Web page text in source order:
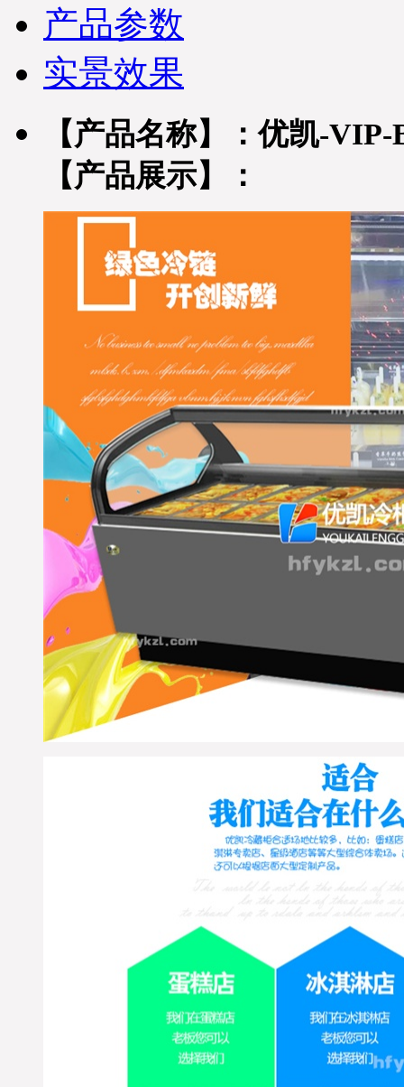
※ 四川成都-张先生，您订
购的水果保鲜柜,水果风幕
柜已经准时发出，出厂标
准木框打包；物流公司：
成辉物流；单号：
1820031263-5；请您电话保
持畅通在未来7日及时查
凯发货部：0551-65818103.
(合肥优凯制冷-发货部）
※ 湖北武汉汉口-白经理，
检测合格准时打包发货，
出厂标准木框打包；物流
产品参数
实景效果
【产品名称】：优凯-VIP-
【产品展示】：